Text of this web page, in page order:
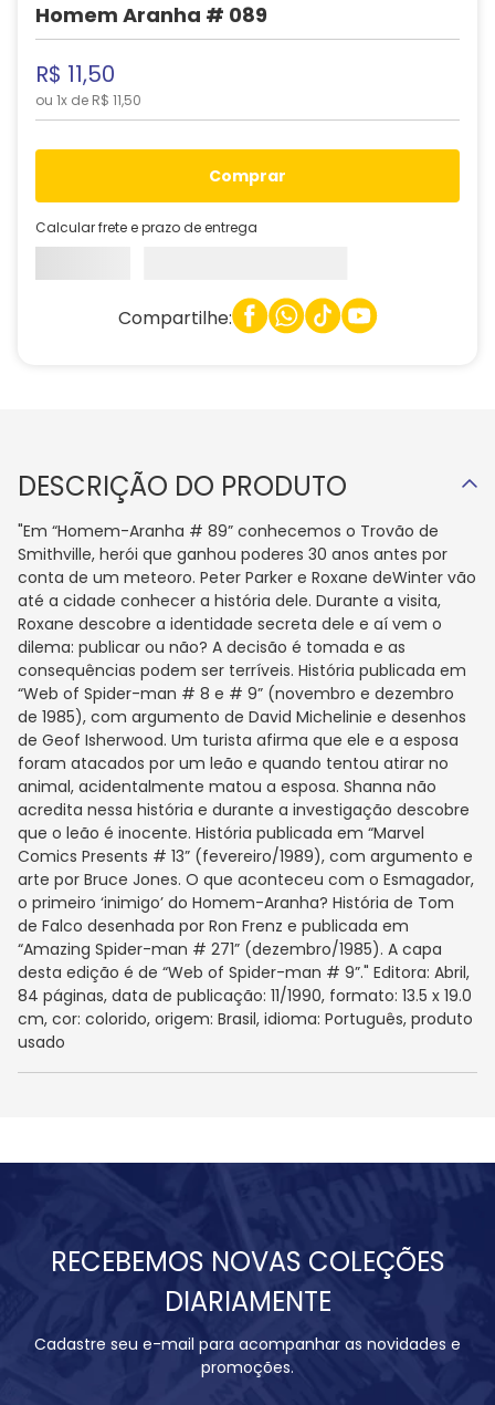
Homem Aranha # 089
R$ 11,50
ou 1x de R$ 11,50
comprar
Calcular frete e prazo de entrega
Compartilhe:
DESCRIÇÃO DO PRODUTO
"Em “Homem-Aranha # 89” conhecemos o Trovão de
Smithville, herói que ganhou poderes 30 anos antes por
conta de um meteoro. Peter Parker e Roxane deWinter vão
até a cidade conhecer a história dele. Durante a visita,
Roxane descobre a identidade secreta dele e aí vem o
dilema: publicar ou não? A decisão é tomada e as
consequências podem ser terríveis. História publicada em
“Web of Spider-man # 8 e # 9” (novembro e dezembro
de 1985), com argumento de David Michelinie e desenhos
de Geof Isherwood. Um turista afirma que ele e a esposa
foram atacados por um leão e quando tentou atirar no
animal, acidentalmente matou a esposa. Shanna não
acredita nessa história e durante a investigação descobre
que o leão é inocente. História publicada em “Marvel
Comics Presents # 13” (fevereiro/1989), com argumento e
arte por Bruce Jones. O que aconteceu com o Esmagador,
o primeiro ‘inimigo’ do Homem-Aranha? História de Tom
de Falco desenhada por Ron Frenz e publicada em
“Amazing Spider-man # 271” (dezembro/1985). A capa
desta edição é de “Web of Spider-man # 9”." Editora: Abril,
84 páginas, data de publicação: 11/1990, formato: 13.5 x 19.0
cm, cor: colorido, origem: Brasil, idioma: Português, produto
usado
RECEBEMOS NOVAS COLEÇÕES
DIARIAMENTE
Cadastre seu e-mail para acompanhar as novidades e
promoções.